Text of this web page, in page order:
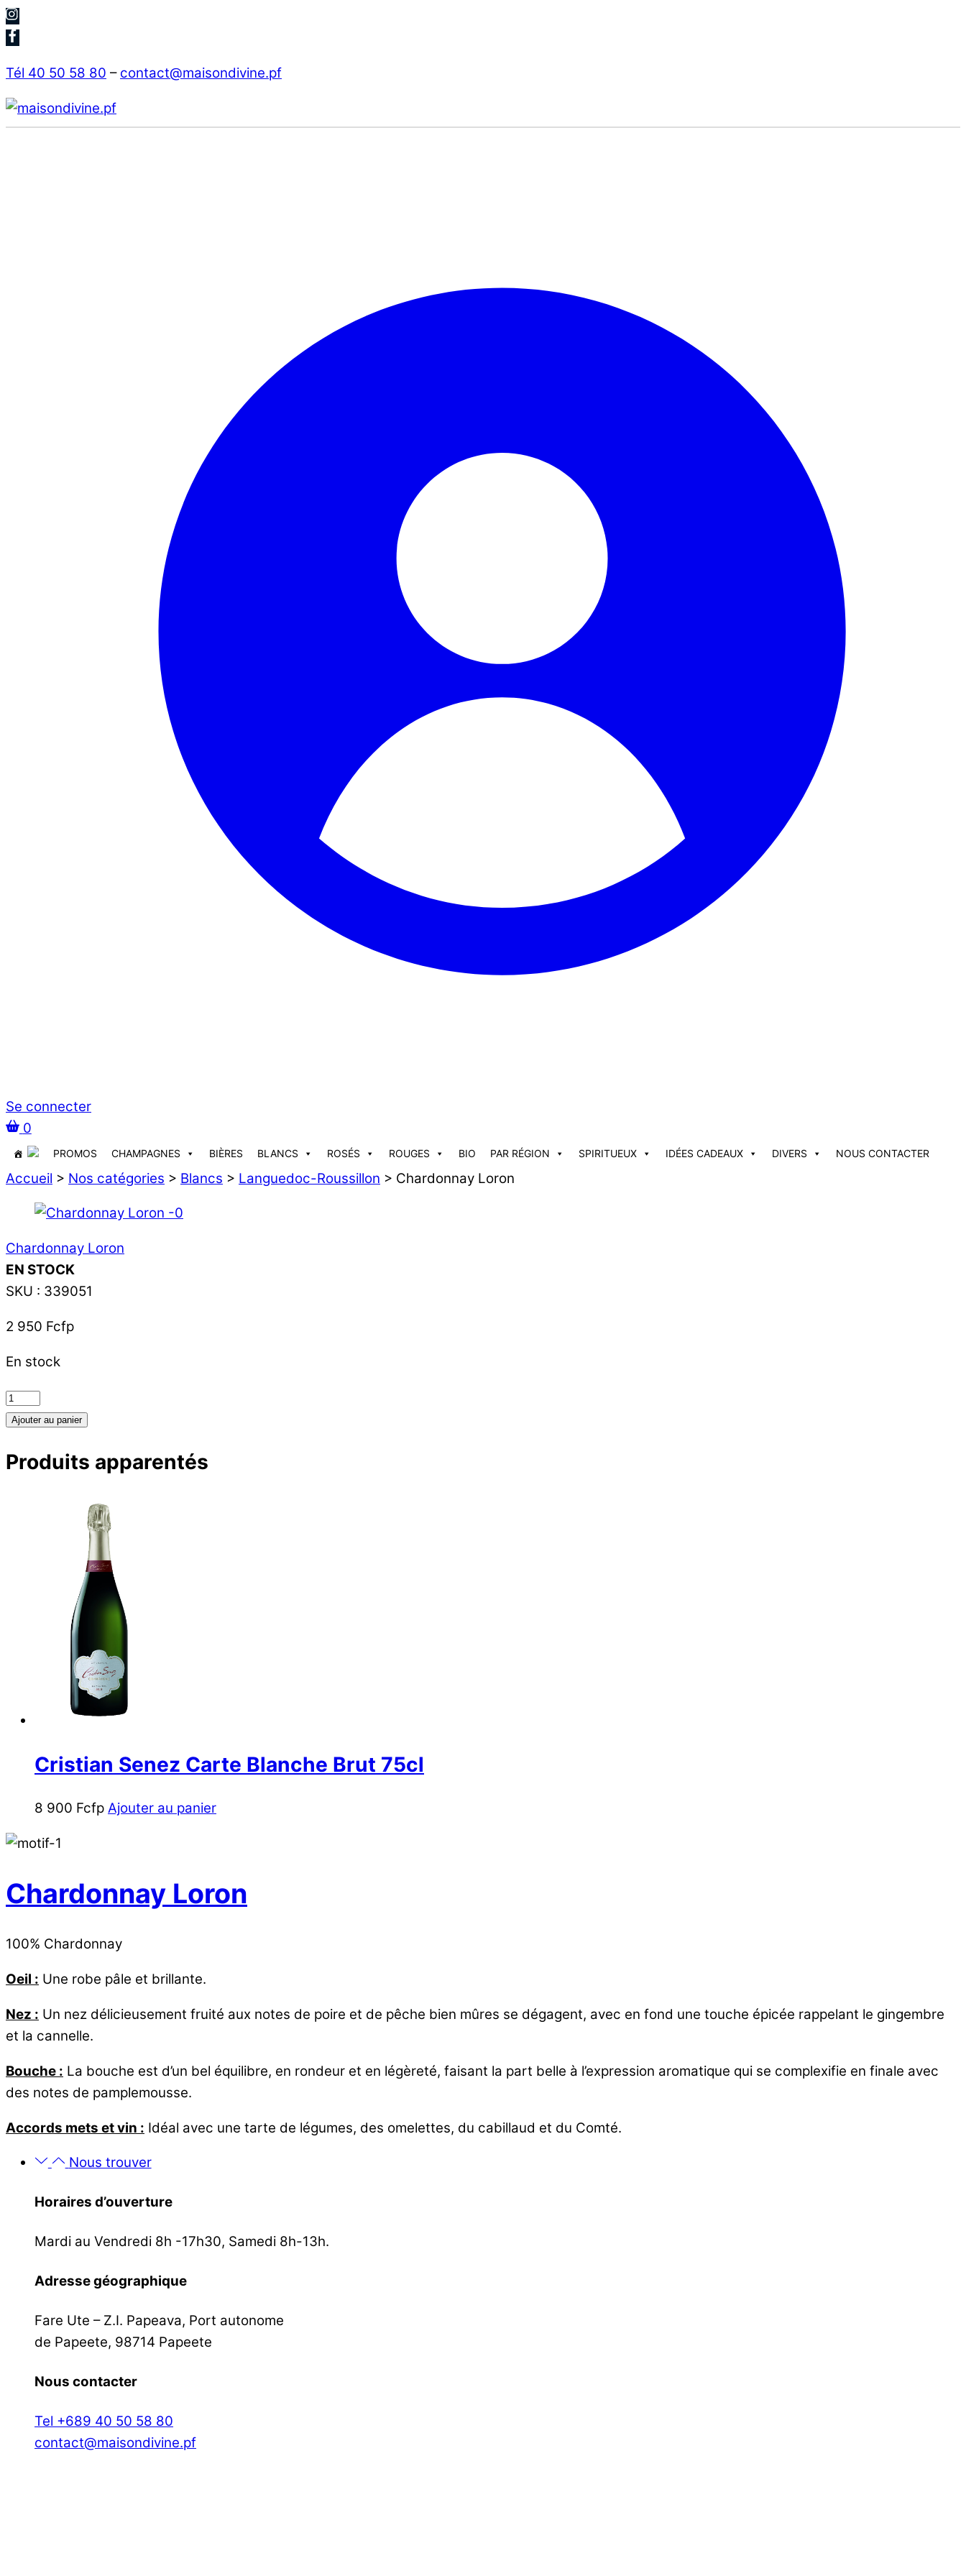
Skip
to
Tél 40 50 58 80 – contact@maisondivine.pf
Se connecter
0
PROMOS CHAMPAGNES BIÈRES BLANCS ROSÉS ROUGES BIO PAR RÉGION SPIRITUEUX IDÉES CADEAUX DIVERS NOUS CONTACTER
Accueil > Nos catégories > Blancs > Languedoc-Roussillon > Chardonnay Loron
Chardonnay Loron
EN STOCK
SKU : 339051
2 950 Fcfp
En stock
quantité
de
Loron
Ajouter au panier
Produits apparentés
Cristian Senez Carte Blanche Brut 75cl
8 900 Fcfp Ajouter au panier
Chardonnay Loron
100% Chardonnay
Oeil : Une robe pâle et brillante.
Nez : Un nez délicieusement fruité aux notes de poire et de pêche bien mûres se dégagent, avec en fond une touche épicée rappelant le gingembre
et la cannelle.
Bouche : La bouche est d’un bel équilibre, en rondeur et en légèreté, faisant la part belle à l’expression aromatique qui se complexifie en finale avec
des notes de pamplemousse.
Accords mets et vin : Idéal avec une tarte de légumes, des omelettes, du cabillaud et du Comté.
Nous trouver
Horaires d’ouverture
Mardi au Vendredi 8h -17h30, Samedi 8h-13h.
Adresse géographique
Fare Ute – Z.I. Papeava, Port autonome
de Papeete, 98714 Papeete
Nous contacter
Tel +689 40 50 58 80
contact@maisondivine.pf